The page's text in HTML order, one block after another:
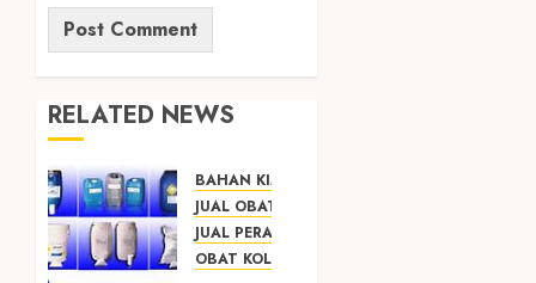
RELATED NEWS
BAHAN KIMIA
JUAL OBAT PENJERNIH KOLAM JOGJA
JUAL PERALATAN KOLAM RENANG JOGJA
OBAT KOLAM RENANG